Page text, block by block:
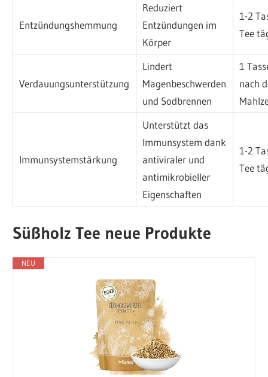
Entzündungshemmung
Reduziert
Entzündungen im
Körper
1-2
Tee
Verdauungsunterstützung
Lindert
Magenbeschwerden
und Sodbrennen
1
nach
Immunsystemstärkung
Unterstützt das
Immunsystem dank
antiviraler und
antimikrobieller
Eigenschaften
1-2
Tee
Süßholz Tee neue Produkte
NEU